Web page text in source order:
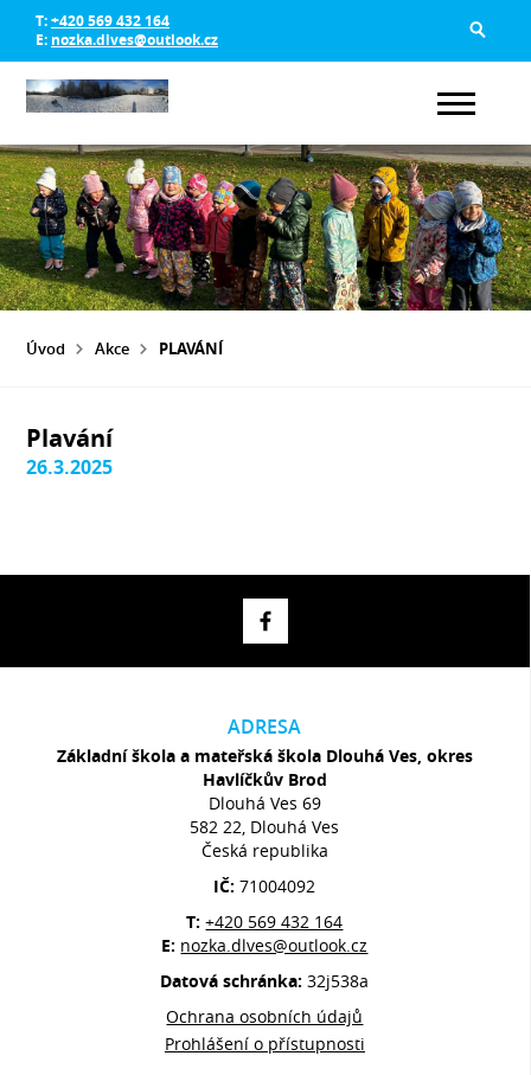
T:+420 569 432 164
E: nozka.dlves@outlook.cz
Úvod Akce PLAVÁNÍ
Plavání
26.3.2025
ADRESA
Základní škola a mateřská škola Dlouhá Ves, okres
Havlíčkův Brod
Dlouhá Ves 69
582 22, Dlouhá Ves
Česká republika
IČ:71004092
T:+420 569 432 164
E: nozka.dlves@outlook.cz
Datová schránka:32j538a
Ochrana osobních údajů
Prohlášení o přístupnosti